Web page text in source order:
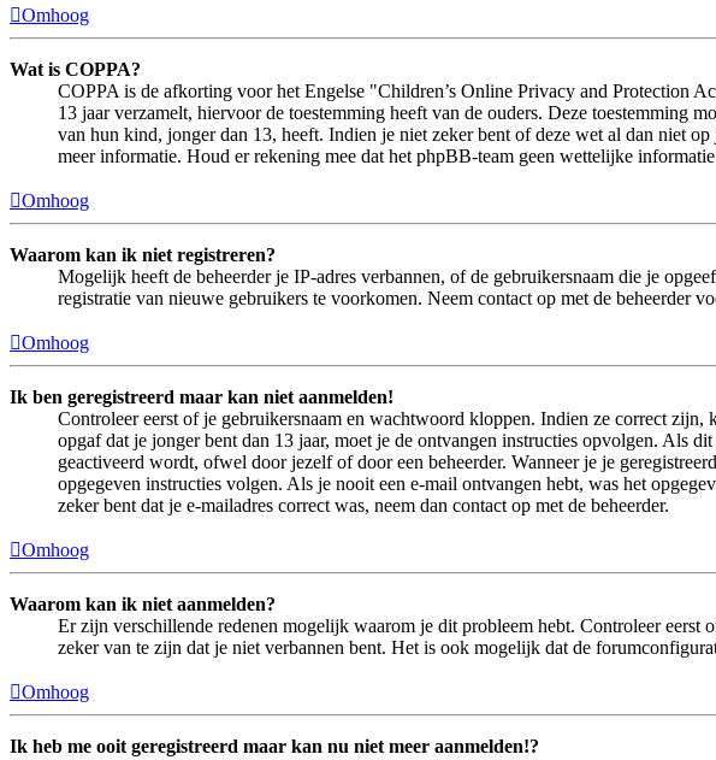
Omhoog
Wat is COPPA?
COPPA is de afkorting voor het Engelse "Children’s Online Privacy and Protection
13 jaar verzamelt, hiervoor de toestemming heeft van de ouders. Deze toestemming
van hun kind, jonger dan 13, heeft. Indien je niet zeker bent of deze wet al dan niet
meer informatie. Houd er rekening mee dat het phpBB-team geen wettelijke
Omhoog
Waarom kan ik niet registreren?
Mogelijk heeft de beheerder je IP-adres verbannen, of de gebruikersnaam die je
registratie van nieuwe gebruikers te voorkomen. Neem contact op met de beheerder
Omhoog
Ik ben geregistreerd maar kan niet aanmelden!
Controleer eerst of je gebruikersnaam en wachtwoord kloppen. Indien ze correct
opgaf dat je jonger bent dan 13 jaar, moet je de ontvangen instructies opvolgen. Als
geactiveerd wordt, ofwel door jezelf of door een beheerder. Wanneer je je
opgegeven instructies volgen. Als je nooit een e-mail ontvangen hebt, was het
zeker bent dat je e-mailadres correct was, neem dan contact op met de beheerder.
Omhoog
Waarom kan ik niet aanmelden?
Er zijn verschillende redenen mogelijk waarom je dit probleem hebt. Controleer
zeker van te zijn dat je niet verbannen bent. Het is ook mogelijk dat de
Omhoog
Ik heb me ooit geregistreerd maar kan nu niet meer aanmelden!?